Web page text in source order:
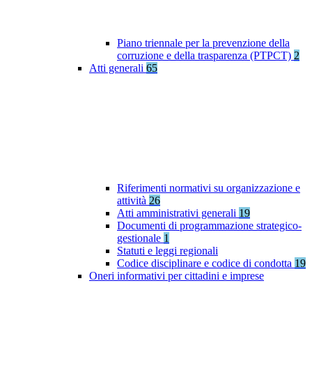
Piano triennale per la prevenzione della
corruzione e della trasparenza (PTPCT) 2
Atti generali 65
Riferimenti normativi su organizzazione e
attività 26
Atti amministrativi generali 19
Documenti di programmazione strategico-
gestionale 1
Statuti e leggi regionali
Codice disciplinare e codice di condotta 19
Oneri informativi per cittadini e imprese